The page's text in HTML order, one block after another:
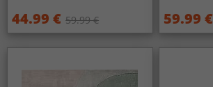
44.99 € 59.99 € 59.99 €